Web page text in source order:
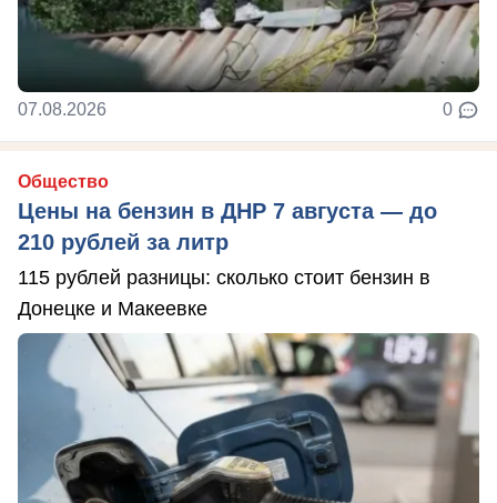
07.08.2026 0
Общество
Цены на бензин в ДНР 7 августа — до
210 рублей за литр
115 рублей разницы: сколько стоит бензин в
Донецке и Макеевке